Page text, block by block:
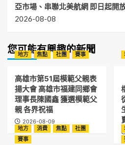
亞市場、串聯北美航網 即日起開
2026-08-08
您可能有興趣的新聞
地方 焦點 社團 賽事
高雄市第51屆模範父親表
揚大會 高雄市福建同鄉會
理事長陳國鑫 獲選模範父
親 各界祝福
2026-08-09
地方 消費 焦點
社團
賽事